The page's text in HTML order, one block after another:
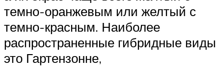
темно-оранжевым или желтый с
темно-красным. Наиболее
распространенные гибридные виды
это Гартензонне,